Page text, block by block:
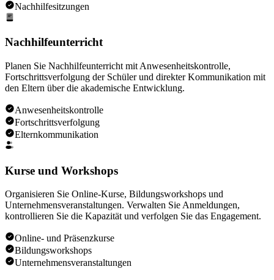
Nachhilfesitzungen
Nachhilfeunterricht
Planen Sie Nachhilfeunterricht mit Anwesenheitskontrolle,
Fortschrittsverfolgung der Schüler und direkter Kommunikation mit
den Eltern über die akademische Entwicklung.
Anwesenheitskontrolle
Fortschrittsverfolgung
Elternkommunikation
Kurse und Workshops
Organisieren Sie Online-Kurse, Bildungsworkshops und
Unternehmensveranstaltungen. Verwalten Sie Anmeldungen,
kontrollieren Sie die Kapazität und verfolgen Sie das Engagement.
Online- und Präsenzkurse
Bildungsworkshops
Unternehmensveranstaltungen